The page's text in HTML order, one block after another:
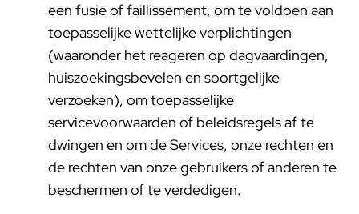
een fusie of faillissement, om te voldoen aan
toepasselijke wettelijke verplichtingen
(waaronder het reageren op dagvaardingen,
huiszoekingsbevelen en soortgelijke
verzoeken), om toepasselijke
servicevoorwaarden of beleidsregels af te
dwingen en om de Services, onze rechten en
de rechten van onze gebruikers of anderen te
beschermen of te verdedigen.